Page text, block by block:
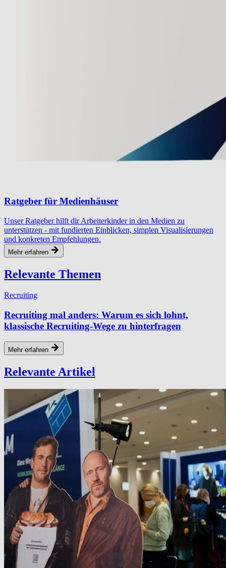
Ratgeber für Medienhäuser
Unser Ratgeber hilft dir Arbeiterkinder in den Medien zu
unterstützen - mit fundierten Einblicken, simplen Visualisierungen
und konkreten Empfehlungen.
Mehr erfahren
Relevante Themen
Recruiting
Recruiting mal anders: Warum es sich lohnt,
klassische Recruiting-Wege zu hinterfragen
Mehr erfahren
Relevante Artikel